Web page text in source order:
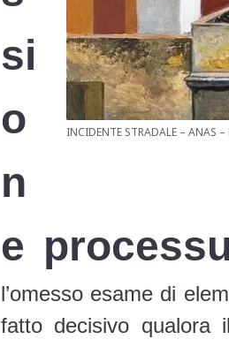
INCIDENTE STRADALE – ANAS –
si
o
n
e
l’omesso esame di
fatto decisivo qualora